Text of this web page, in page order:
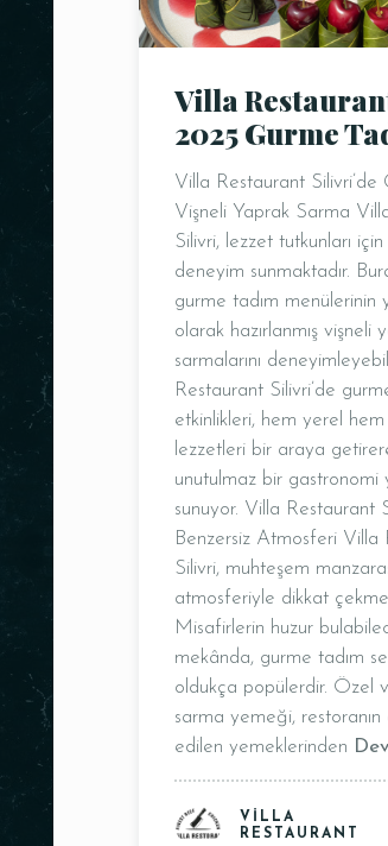
Villa
2025 Gurme
Villa Restaurant Silivri’de
Vişneli Yaprak Sarma
Silivri, lezzet tutkunları
deneyim sunmaktadır.
gurme tadım menülerinin
olarak hazırlanmış vişneli
sarmalarını
Restaurant Silivri’de
etkinlikleri, hem yerel hem
lezzetleri bir araya
unutulmaz bir gastronomi
sunuyor. Villa Restaurant
Benzersiz Atmosferi Villa
Silivri, muhteşem
atmosferiyle dikkat
Misafirlerin huzur
mekânda, gurme tadım
oldukça popülerdir. Özel
sarma yemeği,
edilen yemeklerinden
VILLA
RESTAURANT